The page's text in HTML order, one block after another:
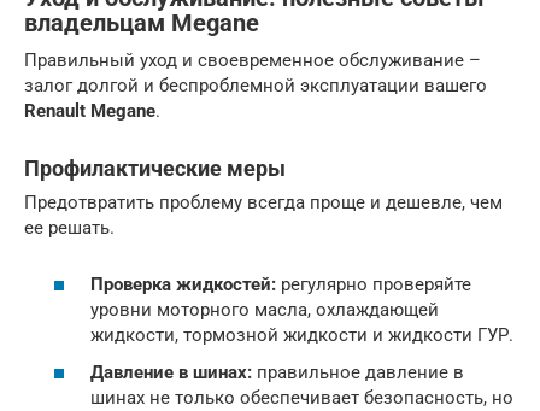
владельцам Megane
Правильный уход и своевременное обслуживание –
залог долгой и беспроблемной эксплуатации вашего
Renault Megane.
Профилактические меры
Предотвратить проблему всегда проще и дешевле, чем
ее решать.
Проверка жидкостей: регулярно проверяйте
уровни моторного масла, охлаждающей
жидкости, тормозной жидкости и жидкости ГУР.
Давление в шинах: правильное давление в
шинах не только обеспечивает безопасность, но